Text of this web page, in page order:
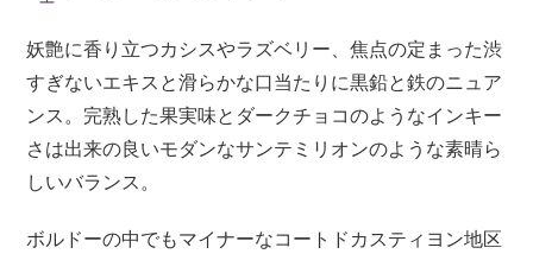
妖艶に香り立つカシスやラズベリー、焦点の定まった渋
すぎないエキスと滑らかな口当たりに黒鉛と鉄のニュア
ンス。完熟した果実味とダークチョコのようなインキー
さは出来の良いモダンなサンテミリオンのような素晴ら
しいバランス。
ボルドーの中でもマイナーなコートドカスティヨン地区